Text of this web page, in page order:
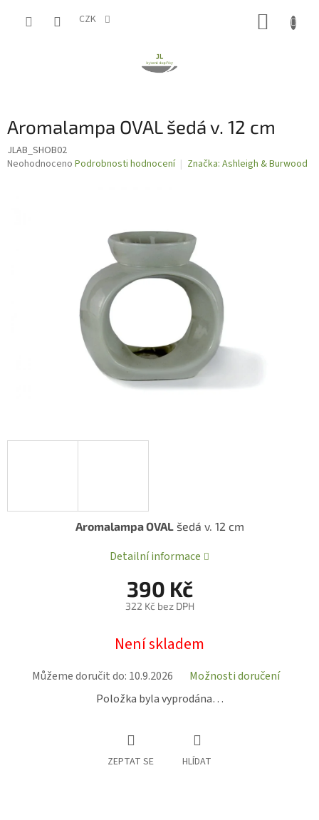
CZK
Aromalampa OVAL šedá v. 12 cm
JLAB_SHOB02
Průměrné
Neohodnoceno Podrobnosti hodnocení Značka: Ashleigh & Burwood
390 Kč
322 Kč bez DPH
cena:
Není skladem
Můžeme doručit do: 10.9.2026
Možnosti doručení
Položka byla vyprodána…
Aromalampa OVALšedá v. 12 cm
Detailní informace
ZEPTAT SE HLÍDAT